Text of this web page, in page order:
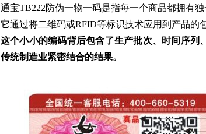
通宝TB222防伪一物一码是指每一个商品都拥有
它通过将二维码或RFID等标识技术应用到产品的
这个小小的编码背后包含了生产批次、时间序列
传统制造业紧密结合的结果。